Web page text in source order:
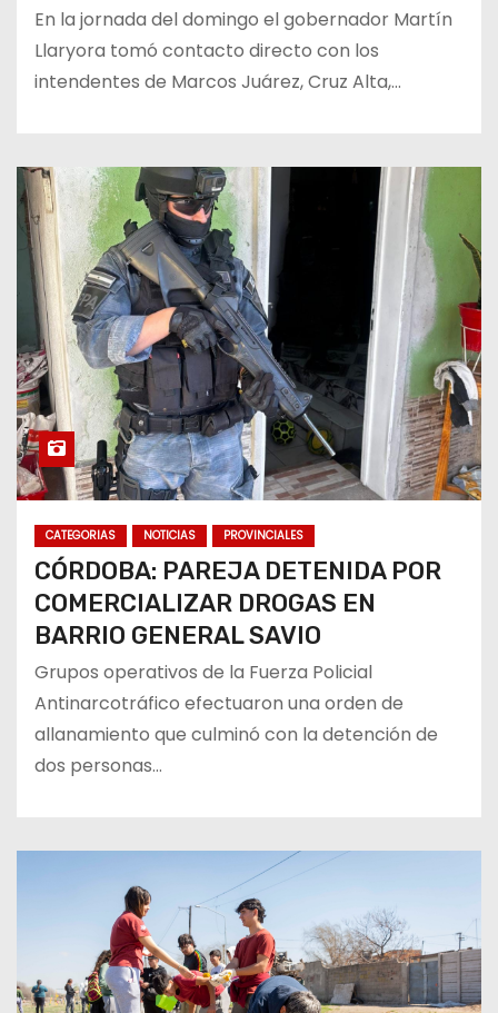
En la jornada del domingo el gobernador Martín
Llaryora tomó contacto directo con los
intendentes de Marcos Juárez, Cruz Alta,…
CATEGORIAS NOTICIAS PROVINCIALES
CÓRDOBA: PAREJA DETENIDA POR
COMERCIALIZAR DROGAS EN
BARRIO GENERAL SAVIO
Grupos operativos de la Fuerza Policial
Antinarcotráfico efectuaron una orden de
allanamiento que culminó con la detención de
dos personas…